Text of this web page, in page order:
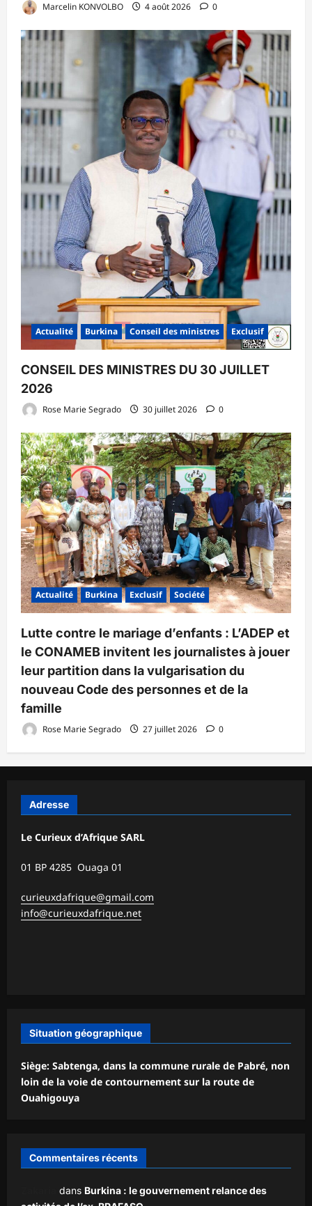
Marcelin KONVOLBO 4 août 2026 0
Actualité Burkina Conseil des ministres Exclusif
CONSEIL DES MINISTRES DU 30 JUILLET
2026
Rose Marie Segrado 30 juillet 2026 0
Actualité Burkina Exclusif Société
Lutte contre le mariage d’enfants : L’ADEP et
le CONAMEB invitent les journalistes à jouer
leur partition dans la vulgarisation du
nouveau Code des personnes et de la
famille
Rose Marie Segrado 27 juillet 2026 0
Adresse
Le Curieux d’Afrique SARL
01 BP 4285 Ouaga 01
curieuxdafrique@gmail.com
info@curieuxdafrique.net
Situation géographique
Siège: Sabtenga, dans la commune rurale de Pabré, non
loin de la voie de contournement sur la route de
Ouahigouya
Commentaires récents
dans Burkina : le gouvernement relance des